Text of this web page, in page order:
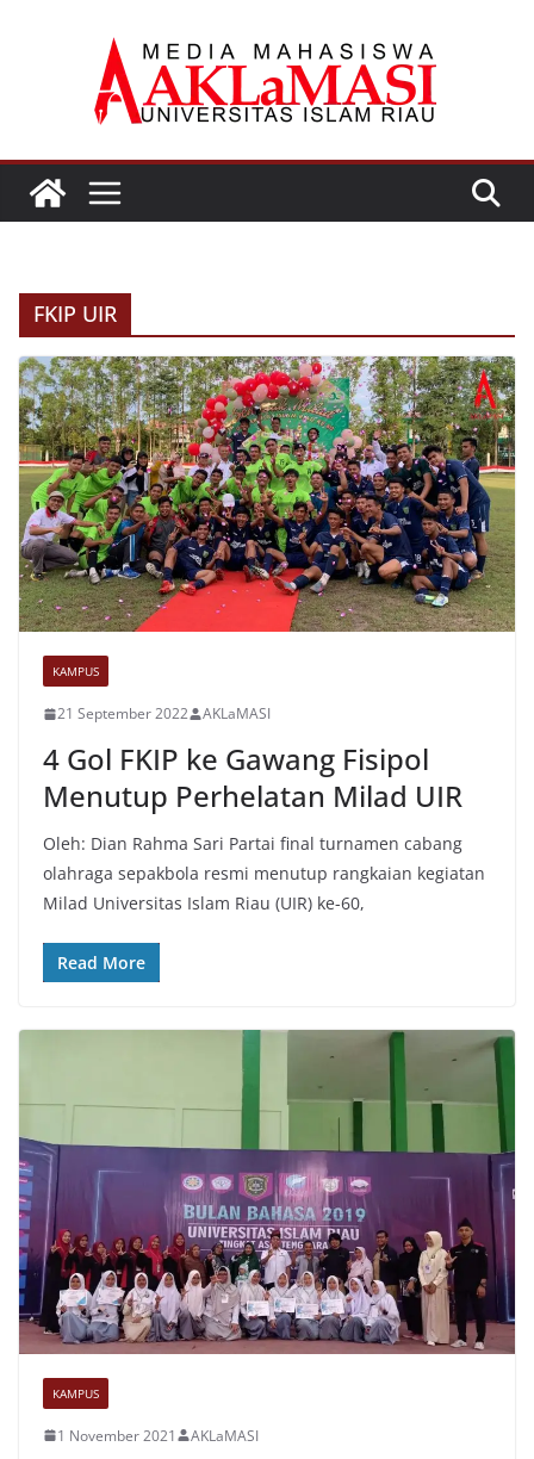
FKIP UIR
KAMPUS
21 September 2022 AKLaMASI
4 Gol FKIP ke Gawang Fisipol
Menutup Perhelatan Milad UIR
Oleh: Dian Rahma Sari Partai final turnamen cabang
olahraga sepakbola resmi menutup rangkaian kegiatan
Milad Universitas Islam Riau (UIR) ke-60,
Read More
KAMPUS
1 November 2021 AKLaMASI